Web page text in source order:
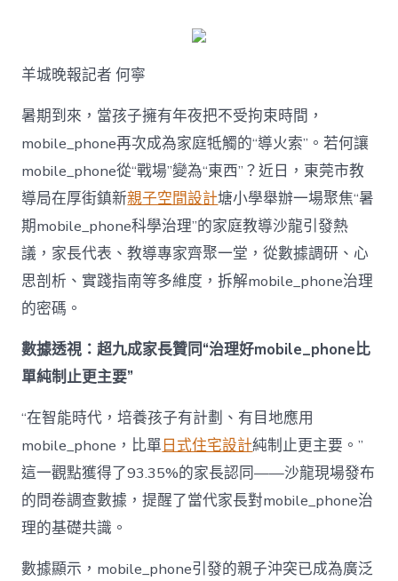
治
理
難
題？
讓
mobilJIUYI
俱
意
空
間
設
成
為
東
西”，
而
非
“家
庭
中
羊城晚報記者 何寧
暑期到來，當孩子擁有年夜把不受拘束時間，
mobile_phone再次成為家庭牴觸的“導火索”。若何讓
mobile_phone從“戰場”變為“東西”？近日，東莞市教
導局在厚街鎮新親子空間設計塘小學舉辦一場聚焦“暑
期mobile_phone科學治理”的家庭教導沙龍引發熱
議，家長代表、教導專家齊聚一堂，從數據調研、心
思剖析、實踐指南等多維度，拆解mobile_phone治理
的密碼。
數據透視：超九成家長贊同“治理好mobile_phone比
單純制止更主要”
“在智能時代，培養孩子有計劃、有目地應用
mobile_phone，比單日式住宅設計純制止更主要。”
這一觀點獲得了93.35%的家長認同——沙龍現場發布
的問卷調查數據，提醒了當代家長對mobile_phone治
理的基礎共識。
數據顯示，mobile_phone引發的親子沖突已成為廣泛